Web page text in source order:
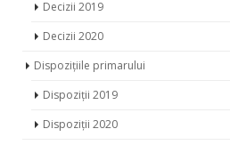
Decizii 2019
Decizii 2020
Dispozițiile primarului
Dispoziții 2019
Dispoziții 2020